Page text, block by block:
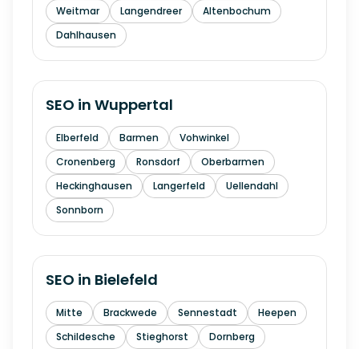
Weitmar
Langendreer
Altenbochum
Dahlhausen
SEO in Wuppertal
Elberfeld Barmen
Vohwinkel
Cronenberg
Ronsdorf
Oberbarmen
Heckinghausen
Langerfeld
Uellendahl
Sonnborn
SEO in Bielefeld
Mitte Brackwede Sennestadt
Heepen
Schildesche
Stieghorst
Dornberg